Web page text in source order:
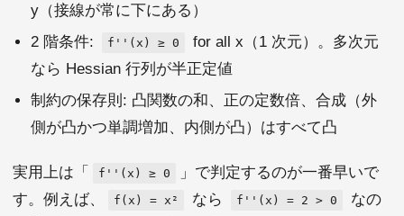
y（接線が常に下にある）
2 階条件:
f''(x) ≥ 0
for all x（1 次元）。多次元
なら Hessian 行列が半正定値
制約の保存則: 凸関数の和、正の定数倍、合成（外
側が凸かつ単調増加、内側が凸）はすべて凸
実用上は「 f''(x) ≥ 0
」で判定するのが一番早いで
す。例えば、
f(x) = x² なら f''(x) = 2 > 0
なの